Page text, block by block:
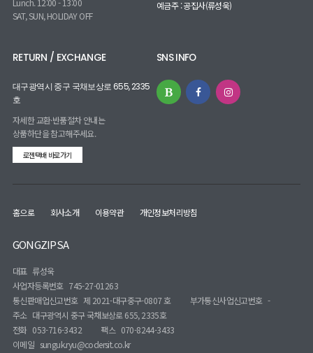
SAT, SUN, HOLIDAY OFF
예금주 : 공집사(류성욱)
RETURN / EXCHANGE
대구광역시 중구 국채보상로 655, 2335
호
자세한 교환·반품절차 안내는
상품하단을 참고해주세요.
로젠택배 바로가기
SNS INFO
홈으로 회사소개 이용약관 개인정보처리방침
GONGZIPSA
대표 류성욱
사업자등록번호 745-27-01263
통신판매업신고번호 제 2021-대구중구-0807 호 부가통신사업신고번호 -
주소 대구광역시 중구 국채보상로 655, 2335호
전화 053-716-3432 팩스 070-8244-3433
이메일 sunguk.ryu@codersit.co.kr